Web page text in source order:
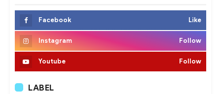
Facebook Like
Instagram Follow
Youtube Follow
LABEL